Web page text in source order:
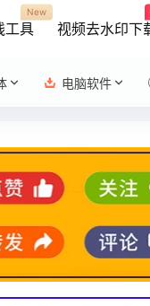
工具
New
视频去水印下
电脑软件